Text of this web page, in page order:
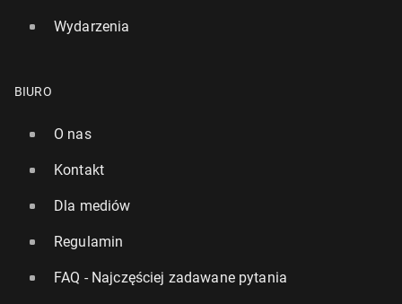
Wydarzenia
BIURO
O nas
Kontakt
Dla mediów
Regulamin
FAQ - Najczęściej zadawane pytania